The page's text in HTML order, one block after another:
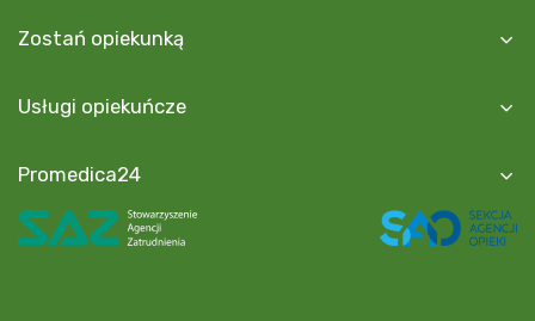
Zostań opiekunką
Usługi opiekuńcze
Promedica24